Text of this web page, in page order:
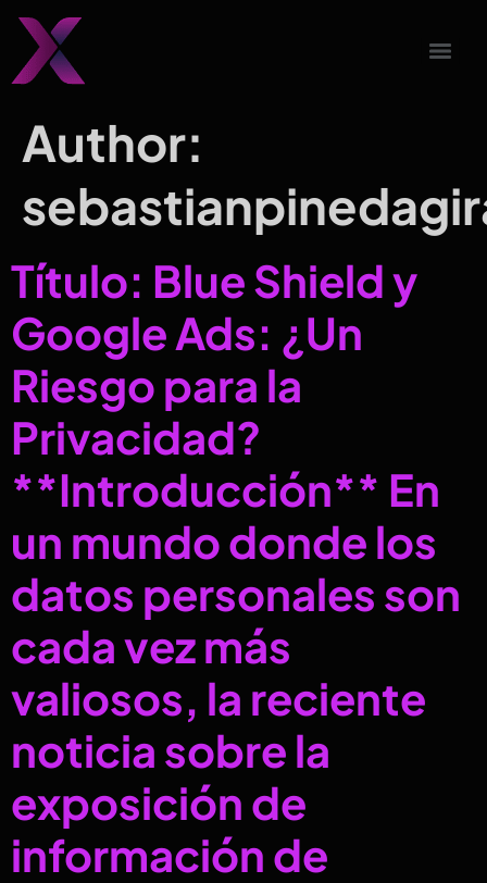
Author:
Título: Blue Shield y
Google Ads: ¿Un
Riesgo para la
Privacidad?
**Introducción** En
un mundo donde los
datos personales son
cada vez más
valiosos, la reciente
noticia sobre la
exposición de
información de